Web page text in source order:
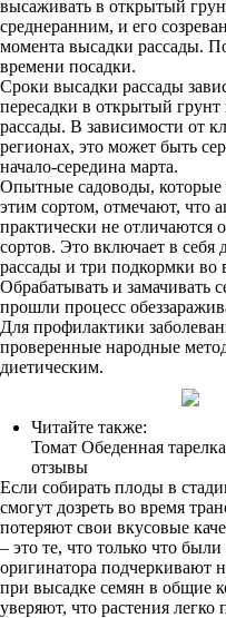
высаживать в открытый
среднеранним, и его
момента высадки рассады.
времени посадки.
Сроки высадки рассады
пересадки в открытый
рассады. В зависимости от
регионах, это может быть
начало-середина марта.
Опытные садоводы,
этим сортом, отмечают, что
практически не отличаются
сортов. Это включает в себя
рассады и три подкормки во
Обрабатывать и замачивать
прошли процесс
Для профилактики
проверенные народные
диетическим.
Читайте также:
Томат Обеденная
отзывы
Если собирать плоды в
смогут дозреть во время
потеряют свои вкусовые
– это те, что только что
оригинатора подчеркивают
при высадке семян в общие
уверяют, что растения легко